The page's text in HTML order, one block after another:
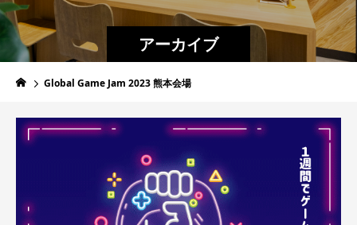
アーカイブ
Global Game Jam 2023 熊本会場